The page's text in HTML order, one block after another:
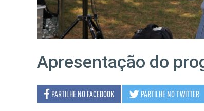
Apresentação do
PARTILHE NO FACEBOOK PARTILHE NOTWITTER